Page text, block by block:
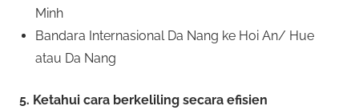
Minh
Bandara Internasional Da Nang ke Hoi An/ Hue
atau Da Nang
5. Ketahui cara berkeliling secara efisien